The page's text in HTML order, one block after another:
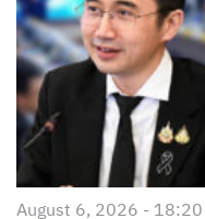
August 6, 2026 - 18:20
บอร์ดปฐมวัยลุยพลิกโฉ
นโยบายด่วน เชื่อม Big
ตกหล่น พ่วงกฎเหล็กห้า
‘ท่องจำ’ เป็น ‘เรียนรู้ผ่